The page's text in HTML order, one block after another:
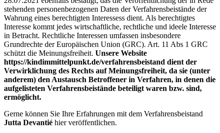
stehenden personenbezogenen Daten der Verfahrensbeistände der
Wahrung eines berechtigten Interessess dient. Als berechtigtes
Interesse kommt jedes wirtschaftliche, rechtliche und ideele Interesse
in Betracht. Rechtliche Interessen umfassen insbesondere
Grundrechte der Europäischen Union (GRC). Art. 11 Abs 1 GRC
schützt die Meinungsfreiheit. Unsere Website
https://kindimmittelpunkt.de/verfahrensbeistand dient der
Verwirklichung des Rechts auf Meinungsfreiheit, da sie (unter
anderem) den Austausch Betroffener in Verfahren, in denen die
aufgelisteten Verfahrensbeistände beteiligt waren bzw. sind,
ermöglicht.
Gerne können Sie Ihre Erfahrungen mit dem Verfahrensbeistand
Jutta Devantié hier veröffentlichen.